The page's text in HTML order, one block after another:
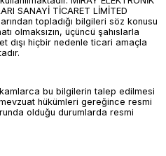
SANAYİ TİCARET LİMİTED
topladığı bilgileri söz konusu
olmaksızın, üçüncü şahıslarla
dışı hiçbir nedenle ticari amaçla
bu bilgilerin talep edilmesi
hükümleri gereğince resmi
olduğu durumlarda resmi